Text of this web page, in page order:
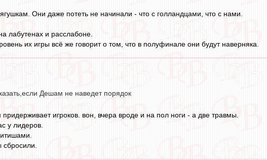
Они даже потеть не начинали - что с голландцами, что с нами.
лабутенах и расслабоне.
их игры всё же говорит о том, что в полуфинале они будут наверняка.
Дешам не наведет порядок
игроков. вон, вчера вроде и на пол ноги - а две травмы.
у лидеров.